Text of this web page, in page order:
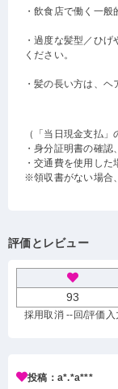
・飲食店で働く一般
・過度な髪型／ひ
ください。
・髪の長い方は、
（「当日現金支払」
・身分証明書の確認
・交通費を使用した
※領収書がない場合
評価とレビュー
93
採用取消 --回/評価
投稿：a*.*a***